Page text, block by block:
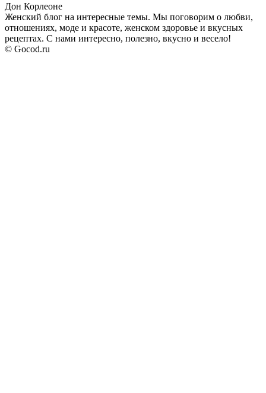
Дон Корлеоне
Женский блог на интересные темы. Мы поговорим о любви,
отношениях, моде и красоте, женском здоровье и вкусных
рецептах. С нами интересно, полезно, вкусно и весело!
© Gocod.ru